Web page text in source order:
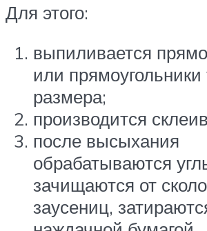
Для этого:
выпиливается
или прямоугольники
размера;
производится
после высыхания
обрабатываются
зачищаются от
заусениц,